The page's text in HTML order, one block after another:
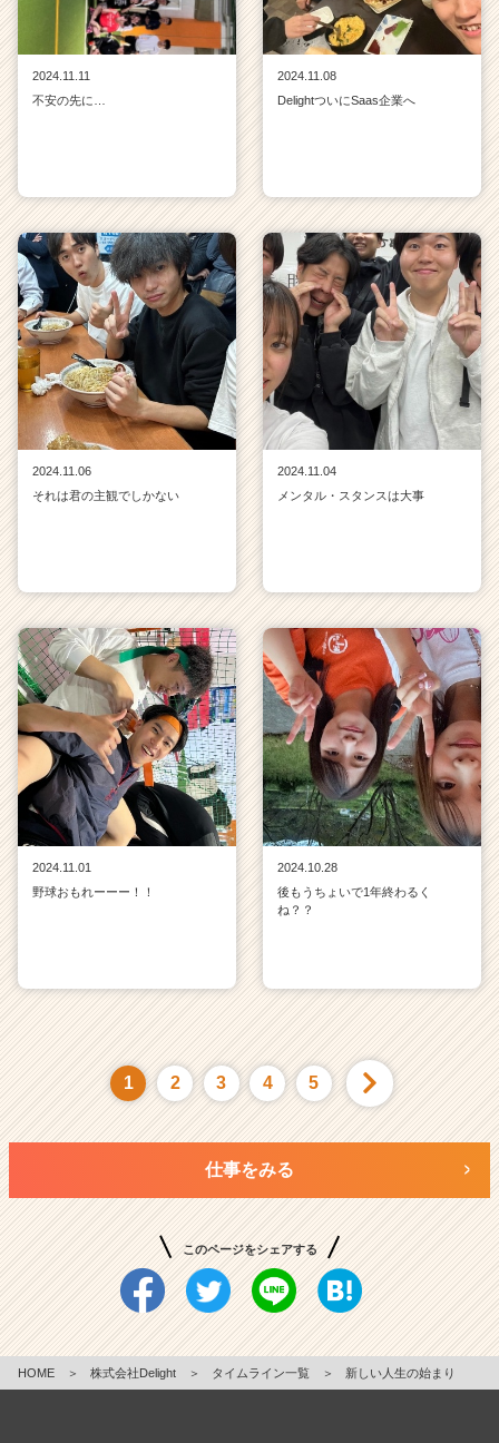
2024.11.11
不安の先に…
2024.11.08
DelightついにSaas企業へ
2024.11.06
それは君の主観でしかない
2024.11.04
メンタル・スタンスは大事
2024.11.01
野球おもれーーー！！
2024.10.28
後もうちょいで1年終わるく
ね？？
1 2 3 4 5
仕事をみる
このページをシェアする
HOME ＞ 株式会社Delight ＞ タイムライン一覧 ＞ 新しい人生の始まり